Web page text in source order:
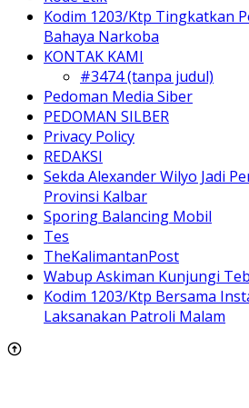
Kodim 1203/Ktp Tingkatkan
Bahaya Narkoba
KONTAK KAMI
#3474 (tanpa judul)
Pedoman Media Siber
PEDOMAN SILBER
Privacy Policy
REDAKSI
Sekda Alexander Wilyo Jadi
Provinsi Kalbar
Sporing Balancing Mobil
Tes
TheKalimantanPost
Wabup Askiman Kunjungi
Kodim 1203/Ktp Bersama
Laksanakan Patroli Malam